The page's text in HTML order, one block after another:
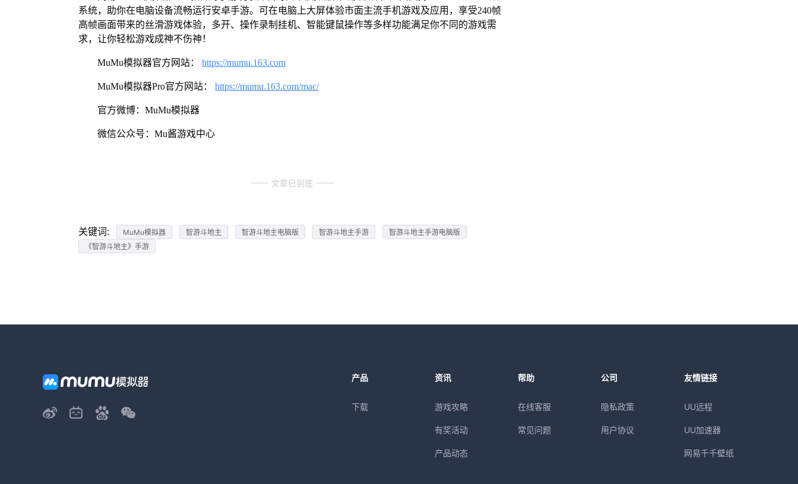
系统，助你在电脑设备流畅运行安卓手游。可在电脑上大屏体验市面主流手机游戏及应用，享受240帧
高帧画面带来的丝滑游戏体验，多开、操作录制挂机、智能键鼠操作等多样功能满足你不同的游戏需
求，让你轻松游戏成神不伤神！
MuMu模拟器官方网站： https://mumu.163.com
MuMu模拟器Pro官方网站： https://mumu.163.com/mac/
官方微博：MuMu模拟器
微信公众号：Mu酱游戏中心
文章已到底
关键词: MuMu模拟器 智游斗地主 智游斗地主电脑版 智游斗地主手游
智游斗地主手游电脑版
《智游斗地主》手游
产品
下载
资讯
游戏攻略
有奖活动
产品动态
帮助
在线客服
常见问题
公司
隐私政策
用户协议
友情链接
UU远程
UU加速器
网易千千壁纸